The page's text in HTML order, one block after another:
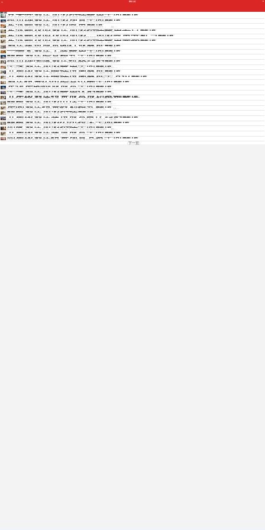
解读
解读喜来登酒店加盟条件费用全面解读
喜来登酒店加盟条件费用全面解读 喜来登酒店作为国际知名度极高...
维也纳酒店加盟预算全面解读
维也纳酒店加盟预算全面解读 维也纳酒店是一家享誉全球的知名连...
希尔顿酒店加盟政策解读
希尔顿酒店加盟政策解读 希尔顿酒店作为世界知名的酒店品牌，一直...
希尔顿花园酒店加盟条件费用要点解读
希尔顿花园酒店加盟条件费用详解 作为全球知名的酒店品牌，希尔顿...
希尔顿花园花园加盟：加盟政策分析与解读
希尔顿花园酒店加盟政策解析与优势分析 希尔顿花园酒店作为知名...
希尔顿花园酒店加盟条件费用完整解读
希尔顿花园酒店加盟条件费用详解 在当今竞争激烈的酒店行业，选择...
酒店建筑成本的行业标准解读
酒店建筑成本是指建造和装修酒店所需的费用，是酒店投资的一个重要...
一平米酒店土建费用全面解读
一平米酒店土建费用全面解读 在酒店土建工程中，土建费用是整个建...
丽枫酒店经营模式全面解读
丽枫酒店作为国内知名的连锁酒店品牌，其经营模式涵盖了多方面的运...
维也纳国际酒店价格趋势解读
维也纳国际酒店一直以来都备受关注，其价格趋势也一直是人们关心的...
全季酒店加盟费用全面解读
全季酒店加盟费用全面解读 在酒店业中，选择加盟一个知名品牌是许...
五星级酒店硬件设施标准解读
五星级酒店是指设施一流、服务优质的高档酒店，其硬件设施标准通常...
五星级酒店硬件设施标准全方位解读
在当今竞争激烈的酒店行业，五星级酒店的硬件设施标准成为吸引客人...
酒店投资公司经营范围全面解读
酒店投资公司是专门从事酒店投资的金融机构，旨在通过资本运作，为酒...
宾馆房的创业成本全面解读
宾馆房的创业成本全面解读 宾馆房的创业成本是指开设宾馆房所需...
全季酒店加盟费用优势解读
全季酒店加盟费用优势解读 全季酒店作为知名的连锁酒店品牌，一直...
五星级酒店投资成本成功案例解读
五星级酒店投资成本成功案例分析 在当今社会，五星级酒店已成为许...
丽枫酒店加盟电话全面解读
丽枫酒店加盟电话是许多有意向投身酒店行业的人们关注的焦点。作...
房间酒店投资盈利模式解读
随着旅游业的快速发展，酒店行业成为了投资者们关注的焦点之一。投...
丽枫酒店加盟条件解读
丽枫酒店加盟条件是许多酒店业者关注的焦点，作为全球知名的酒店品...
五星级酒店建设成本占比趋势解读
五星级酒店作为高端奢华的代表，其建设成本一直备受人们关注。随着...
丽枫酒店加盟公司排名全面解读
丽枫酒店加盟公司排名全面解读 作为酒店行业的领军企业，丽枫酒店...
如家酒店加盟条件全面解读
如家酒店加盟条件全面解读 如家酒店是中国知名的连锁酒店品牌，拥...
五星级酒店建造成本全面解读
五星级酒店建造成本全面解读 在当今竞争激烈的酒店行业，五星级酒...
四星级酒店投资预算方案全面解读
四星级酒店投资预算方案全面解读 在当今旅游业蓬勃发展的背景下，...
下一页
Copyright © 2012 - 2025 www.jiudianjiameng.cc. All Rights Reserved. 酒店加盟版权所有
免费获取各酒店招商资料
免费获取招商资料